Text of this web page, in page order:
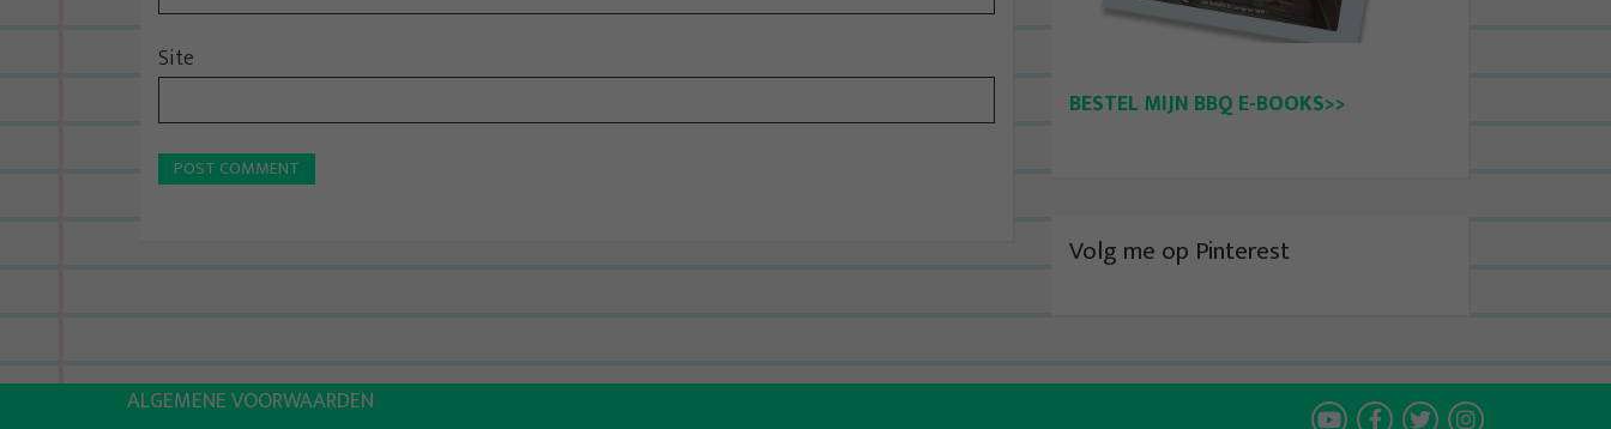
Site
BESTEL MIJN BBQ E-BOOKS>>
Volg me op Pinterest
ALGEMENE VOORWAARDEN